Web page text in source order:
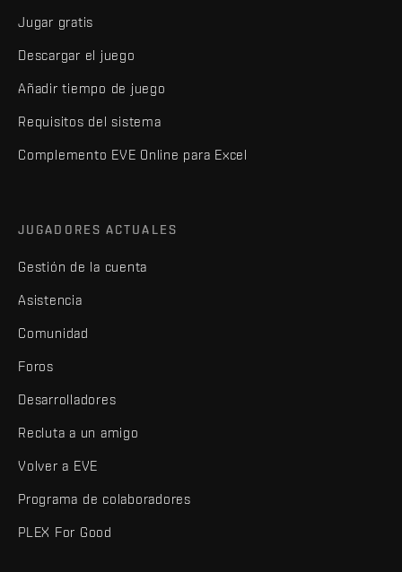
Jugar gratis
Descargar el juego
Añadir tiempo de juego
Requisitos del sistema
Complemento EVE Online para Excel
JUGADORES ACTUALES
Gestión de la cuenta
Asistencia
Comunidad
Foros
Desarrolladores
Recluta a un amigo
Volver a EVE
Programa de colaboradores
PLEX For Good